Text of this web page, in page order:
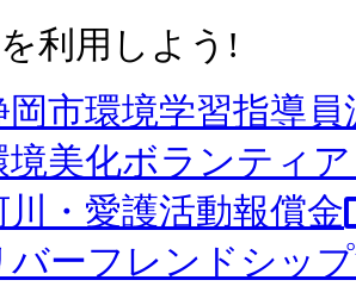
利用しよう!
岡市環境学習指導員
境美化ボランティ
川・愛護活動報償金
バーフレンドシッ